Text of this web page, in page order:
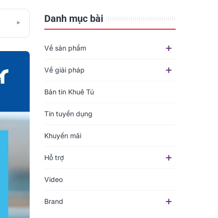
Danh mục bài
Về sản phẩm
Về giải pháp
Bản tin Khuê Tú
Tin tuyển dụng
Khuyến mãi
Hỗ trợ
Video
Brand
▾